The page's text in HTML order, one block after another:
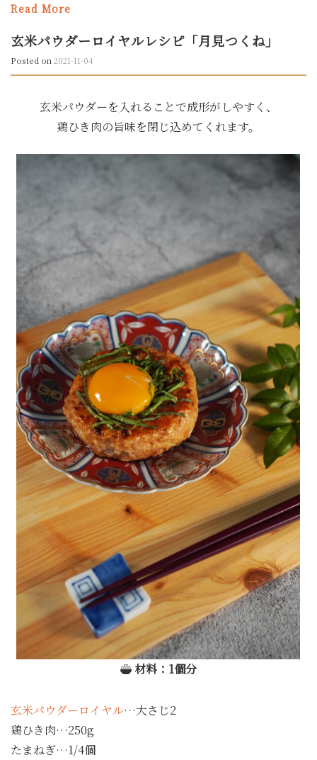
Read More
玄米パウダーロイヤルレシピ「月見つくね」
Posted on2021-11-04
玄米パウダーを入れることで成形がしやすく、
鶏ひき肉の旨味を閉じ込めてくれます。
材料：1個分
玄米パウダーロイヤル…大さじ2
鶏ひき肉…250g
たまねぎ…1/4個